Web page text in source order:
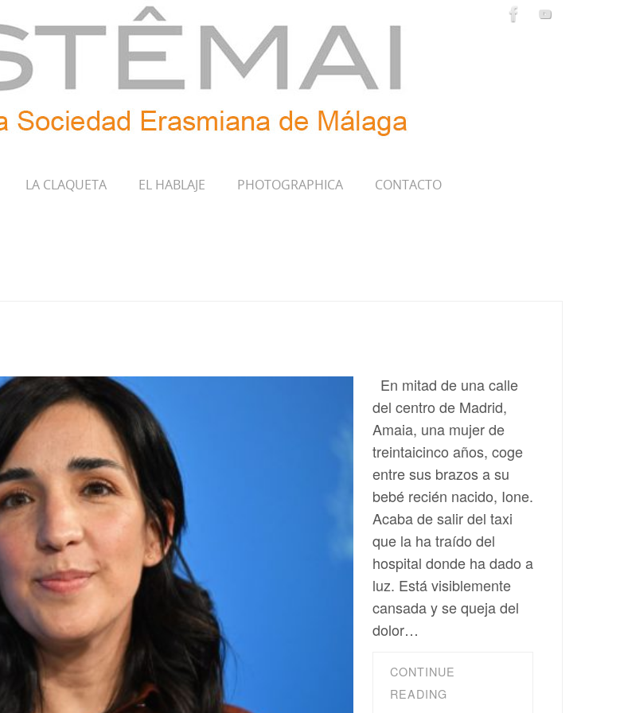
LA CLAQUETA EL HABLAJE PHOTOGRAPHICA CONTACTO
En mitad de una calle
del centro de Madrid,
Amaia, una mujer de
treintaicinco años, coge
entre sus brazos a su
bebé recién nacido, Ione.
Acaba de salir del taxi
que la ha traído del
hospital donde ha dado a
luz. Está visiblemente
cansada y se queja del
dolor…
CONTINUE
READING